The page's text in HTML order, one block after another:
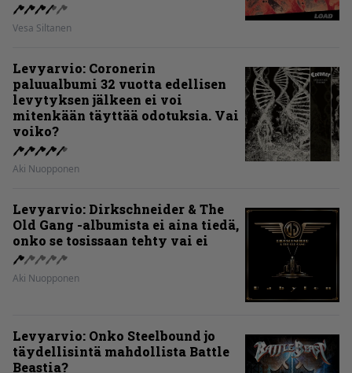
Vesa Siltanen
Levyarvio: Coronerin
paluualbumi 32 vuotta edellisen
levytyksen jälkeen ei voi
mitenkään täyttää odotuksia. Vai
voiko?
Aki Nuopponen
Levyarvio: Dirkschneider & The
Old Gang -albumista ei aina tiedä,
onko se tosissaan tehty vai ei
Aki Nuopponen
Levyarvio: Onko Steelbound jo
täydellisintä mahdollista Battle
Beastia?